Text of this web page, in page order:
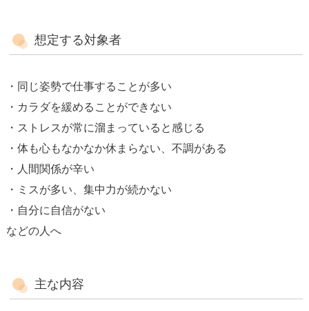
想定する対象者
・同じ姿勢で仕事することが多い
・カラダを緩めることができない
・ストレスが常に溜まっていると感じる
・体も心もなかなか休まらない、不調がある
・人間関係が辛い
・ミスが多い、集中力が続かない
・自分に自信がない
などの人へ
主な内容